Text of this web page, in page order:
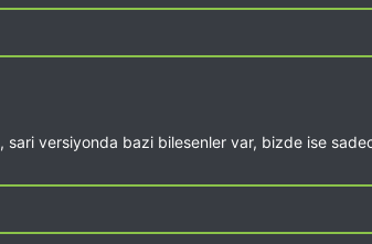
versiyonda bazi bilesenler var, bizde ise